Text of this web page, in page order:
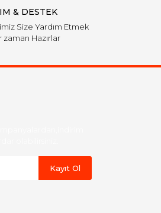
& DESTEK
Size Yardım Etmek
zaman Hazırlar
Kayıt Ol